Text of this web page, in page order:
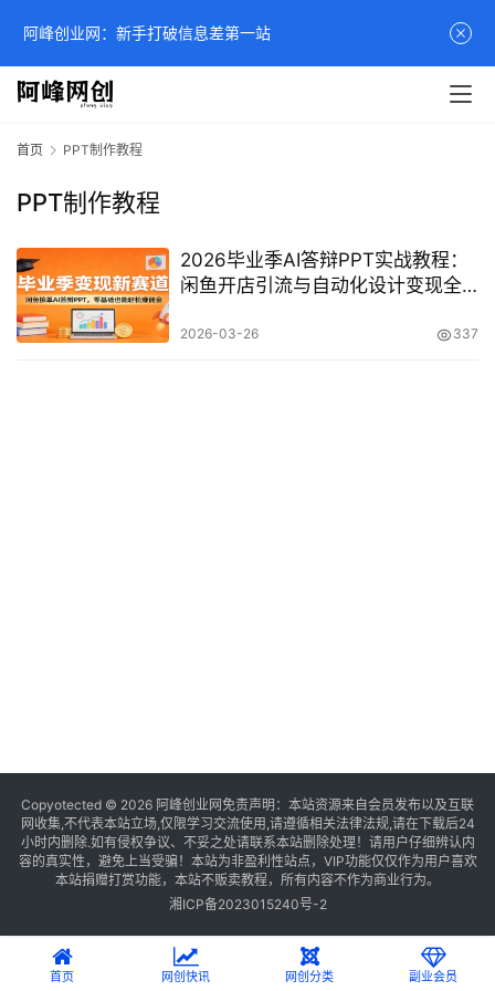
首页 PPT制作教程
PPT制作教程
2026毕业季AI答辩PPT实战教程：
闲鱼开店引流与自动化设计变现全
2026-03-26 337
Copyotected © 2026 阿峰创业网 免责声明：本站资源来自会员发布以及互联
网收集,不代表本站立场,仅限学习交流使用,请遵循相关法律法规,请在下载后24
小时内删除.如有侵权争议、不妥之处请联系本站删除处理！请用户仔细辨认内
容的真实性，避免上当受骗！本站为非盈利性站点，VIP功能仅仅作为用户喜欢
本站捐赠打赏功能，本站不贩卖教程，所有内容不作为商业行为。
湘ICP备2023015240号-2
首页 网创快讯 网创分类 副业会员
阿峰创业网：新手打破信息差第一站